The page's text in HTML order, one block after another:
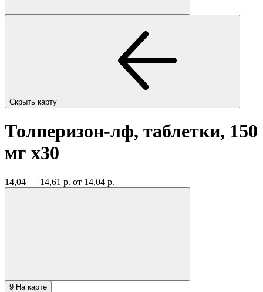
Скрыть карту
Толперизон-лф, таблетки, 150
мг x30
14,04 — 14,61 р. от 14,04 р.
9 На карте